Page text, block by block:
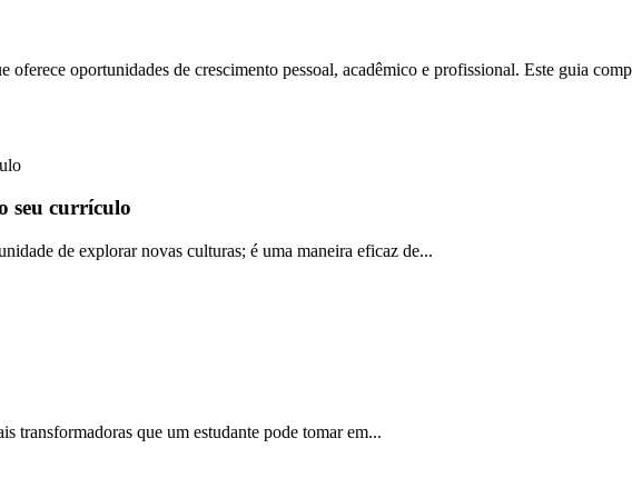
oportunidades de crescimento pessoal, acadêmico e profissional. Este guia
seu currículo
de explorar novas culturas; é uma maneira eficaz de...
transformadoras que um estudante pode tomar em...